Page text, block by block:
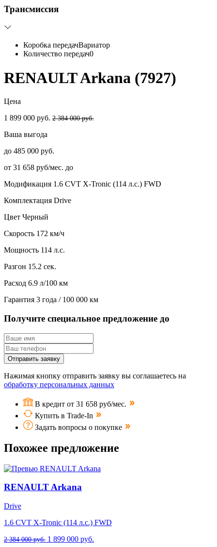
Трансмиссия
Коробка передачВариатор
Количество передач0
RENAULT Arkana (7927)
Цена
1 899 000 руб. 2 384 000 руб.
Ваша выгода
до 485 000 руб.
от 31 658 руб/мес. до
Модификация 1.6 CVT X-Tronic (114 л.с.) FWD
Комплектация Drive
Цвет Черный
Скорость 172 км/ч
Мощность 114 л.с.
Разгон 15.2 сек.
Расход 6.9 л/100 км
Гарантия 3 года / 100 000 км
Получите специальное предложение до
Отправить заявку
Нажимая кнопку отправить заявку вы соглашаетесь на
обработку персональных данных
В кредит от 31 658 руб/мес.
Купить в Trade-In
Задать вопросы о покупке
Похожее предложение
RENAULT Arkana
Drive
1.6 CVT X-Tronic (114 л.с.) FWD
2 384 000 руб. 1 899 000 руб.